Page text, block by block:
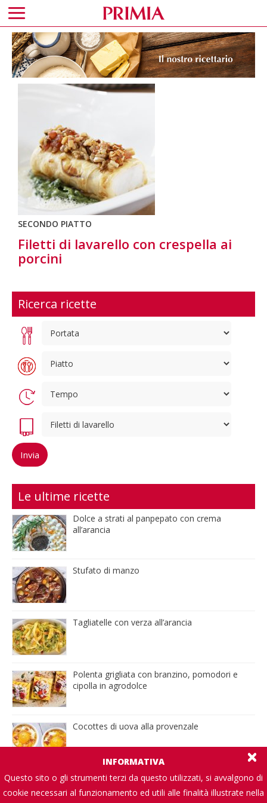
SECONDO PIATTO
Filetti di lavarello con crespella ai
porcini
Ricerca ricette
Le ultime ricette
Dolce a strati al panpepato con crema
all’arancia
Stufato di manzo
Tagliatelle con verza all’arancia
Polenta grigliata con branzino, pomodori e
cipolla in agrodolce
Cocottes di uova alla provenzale
INFORMATIVA
Questo sito o gli strumenti terzi da questo utilizzati, si avvalgono di
cookie necessari al funzionamento ed utili alle finalità illustrate nella